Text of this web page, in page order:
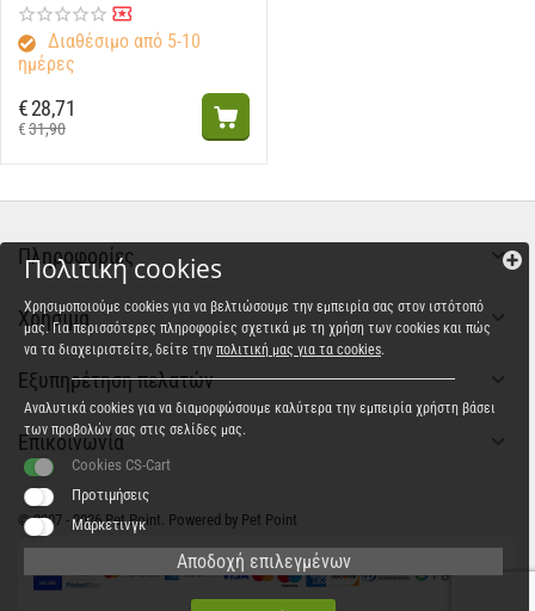
Διαθέσιμο από 5-10
ημέρες
€31,90
€28,71
Πληροφορίες
Χρήσιμα
Εξυπηρέτηση πελατών
Επικοινωνία
© 2007 - 2026 Pet Point. Powered by Pet Point
Πολιτική cookies
Χρησιμοποιούμε cookies για να βελτιώσουμε την εμπειρία σας στον ιστότοπό
μας. Για περισσότερες πληροφορίες σχετικά με τη χρήση των cookies και πώς
να τα διαχειριστείτε, δείτε την πολιτική μας για τα cookies.
Αναλυτικά cookies για να διαμορφώσουμε καλύτερα την εμπειρία χρήστη βάσει
των προβολών σας στις σελίδες μας.
Cookies CS-Cart
Προτιμήσεις
Μάρκετινγκ
Αποδοχή επιλεγμένων